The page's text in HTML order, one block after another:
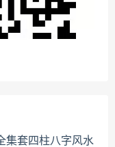
集套四柱八字风水